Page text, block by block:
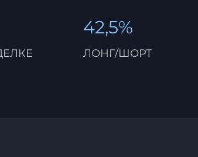
42,5%
ЛОНГ/ШОРТ